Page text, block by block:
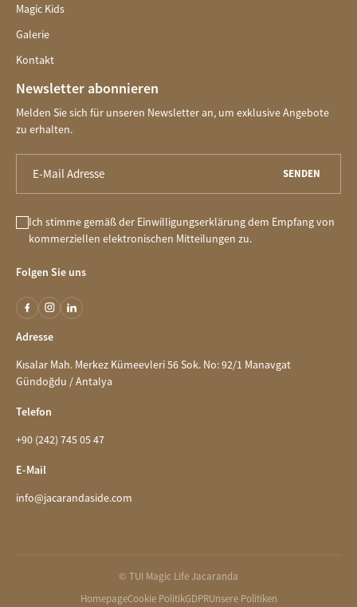
Magic Kids
Galerie
Kontakt
Newsletter abonnieren
Melden Sie sich für unseren Newsletter an, um exklusive Angebote
zu erhalten.
SENDEN
Ich stimme gemäß der Einwilligungserklärung dem Empfang von
kommerziellen elektronischen Mitteilungen zu.
Folgen Sie uns
Adresse
Kısalar Mah. Merkez Kümeevleri 56 Sok. No: 92/1 Manavgat
Gündoğdu / Antalya
Telefon
+90 (242) 745 05 47
E-Mail
info@jacarandaside.com
© TUI Magic Life Jacaranda
HomepageCookie PolitikGDPRUnsere Politiken